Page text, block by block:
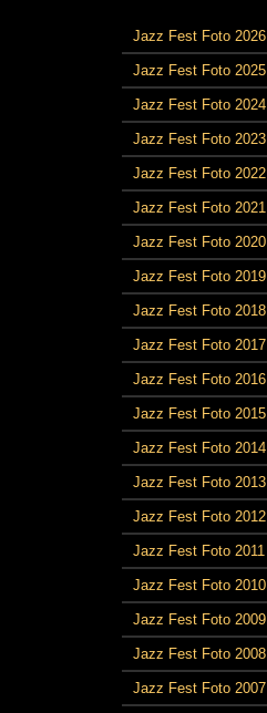
Jazz Fest Foto 2026
Jazz Fest Foto 2025
Jazz Fest Foto 2024
Jazz Fest Foto 2023
Jazz Fest Foto 2022
Jazz Fest Foto 2021
Jazz Fest Foto 2020
Jazz Fest Foto 2019
Jazz Fest Foto 2018
Jazz Fest Foto 2017
Jazz Fest Foto 2016
Jazz Fest Foto 2015
Jazz Fest Foto 2014
Jazz Fest Foto 2013
Jazz Fest Foto 2012
Jazz Fest Foto 2011
Jazz Fest Foto 2010
Jazz Fest Foto 2009
Jazz Fest Foto 2008
Jazz Fest Foto 2007